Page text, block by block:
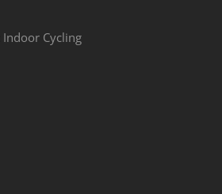
Indoor Cycling